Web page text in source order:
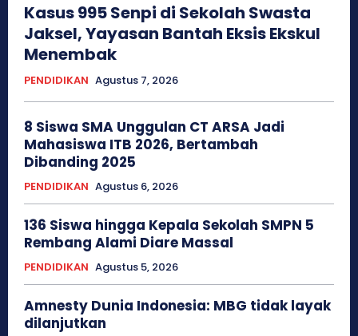
Kasus 995 Senpi di Sekolah Swasta
Jaksel, Yayasan Bantah Eksis Ekskul
Menembak
PENDIDIKAN Agustus 7, 2026
8 Siswa SMA Unggulan CT ARSA Jadi
Mahasiswa ITB 2026, Bertambah
Dibanding 2025
PENDIDIKAN Agustus 6, 2026
136 Siswa hingga Kepala Sekolah SMPN 5
Rembang Alami Diare Massal
PENDIDIKAN Agustus 5, 2026
Amnesty Dunia Indonesia: MBG tidak layak
dilanjutkan